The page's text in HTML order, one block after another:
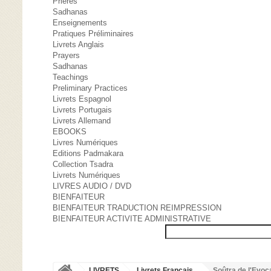
Sadhanas
Enseignements
Pratiques Préliminaires
Livrets Anglais
Prayers
Sadhanas
Teachings
Preliminary Practices
Livrets Espagnol
Livrets Portugais
Livrets Allemand
EBOOKS
Livres Numériques
Editions Padmakara
Collection Tsadra
Livrets Numériques
LIVRES AUDIO / DVD
BIENFAITEUR
BIENFAITEUR TRADUCTION REIMPRESSION
BIENFAITEUR ACTIVITE ADMINISTRATIVE